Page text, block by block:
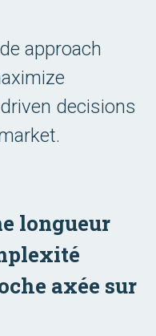
approach
decisions
longueur
axée sur